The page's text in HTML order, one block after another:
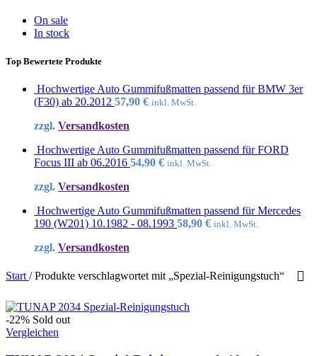
On sale
In stock
Top Bewertete Produkte
Hochwertige Auto Gummifußmatten passend für BMW 3er
(F30) ab 20.2012 57,90 € inkl. MwSt.
zzgl. Versandkosten
Hochwertige Auto Gummifußmatten passend für FORD
Focus III ab 06.2016 54,90 € inkl. MwSt.
zzgl. Versandkosten
Hochwertige Auto Gummifußmatten passend für Mercedes
190 (W201) 10.1982 - 08.1993 58,90 € inkl. MwSt.
zzgl. Versandkosten
Start / Produkte verschlagwortet mit „Spezial-Reinigungstuch“
-22% Sold out
Vergleichen